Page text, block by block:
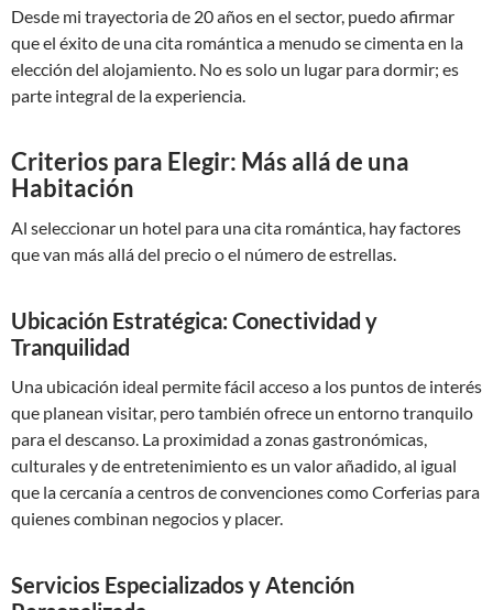
Desde mi trayectoria de 20 años en el sector, puedo afirmar
que el éxito de una cita romántica a menudo se cimenta en la
elección del alojamiento. No es solo un lugar para dormir; es
parte integral de la experiencia.
Criterios para Elegir: Más allá de una
Habitación
Al seleccionar un hotel para una cita romántica, hay factores
que van más allá del precio o el número de estrellas.
Ubicación Estratégica: Conectividad y
Tranquilidad
Una ubicación ideal permite fácil acceso a los puntos de interés
que planean visitar, pero también ofrece un entorno tranquilo
para el descanso. La proximidad a zonas gastronómicas,
culturales y de entretenimiento es un valor añadido, al igual
que la cercanía a centros de convenciones como Corferias para
quienes combinan negocios y placer.
Servicios Especializados y Atención